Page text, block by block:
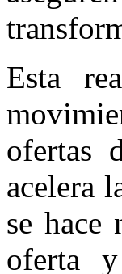
Esta
ofertas
acelera
se hace
oferta